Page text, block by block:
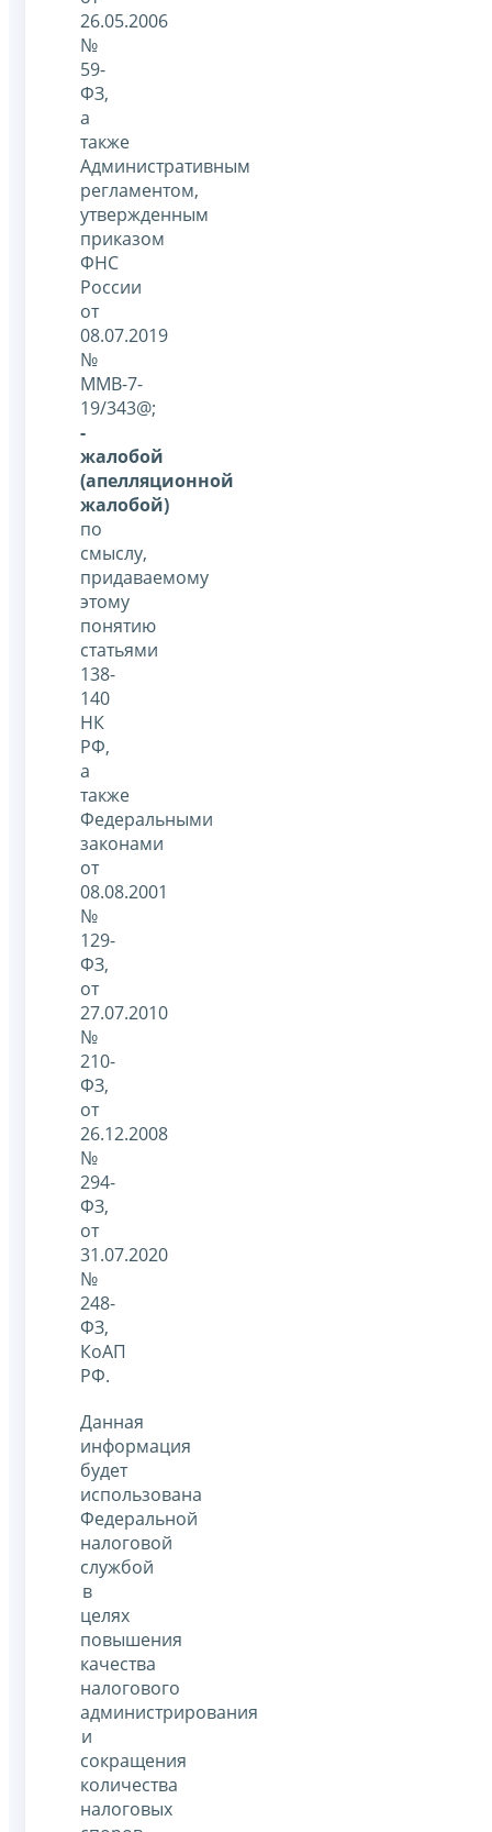
26.05.2006
№
59-
ФЗ,
а
также
Административным
регламентом,
утвержденным
приказом
ФНС
России
от
08.07.2019
№
ММВ-7-
19/343@;
-
жалобой
(апелляционной
жалобой)
по
смыслу,
придаваемому
этому
понятию
статьями
138-
140
НК
РФ,
а
также
Федеральными
законами
от
08.08.2001
№
129-
ФЗ,
от
27.07.2010
№
210-
ФЗ,
от
26.12.2008
№
294-
ФЗ,
от
31.07.2020
№
248-
ФЗ,
КоАП
РФ.
Данная
информация
будет
использована
Федеральной
налоговой
службой
в
целях
повышения
качества
налогового
администрирования
и
сокращения
количества
налоговых